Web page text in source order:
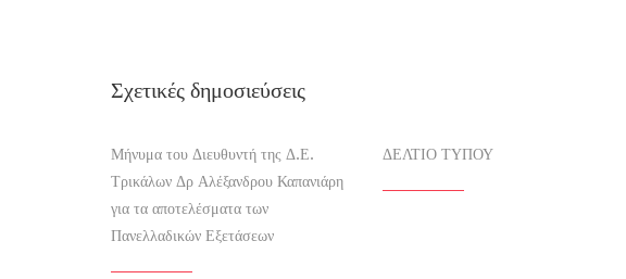
Σχετικές δημοσιεύσεις
Μήνυμα του Διευθυντή της Δ.Ε.
Τρικάλων Δρ Αλέξανδρου Καπανιάρη
για τα αποτελέσματα των
Πανελλαδικών Εξετάσεων
ΔΕΛΤΙΟ ΤΥΠΟΥ